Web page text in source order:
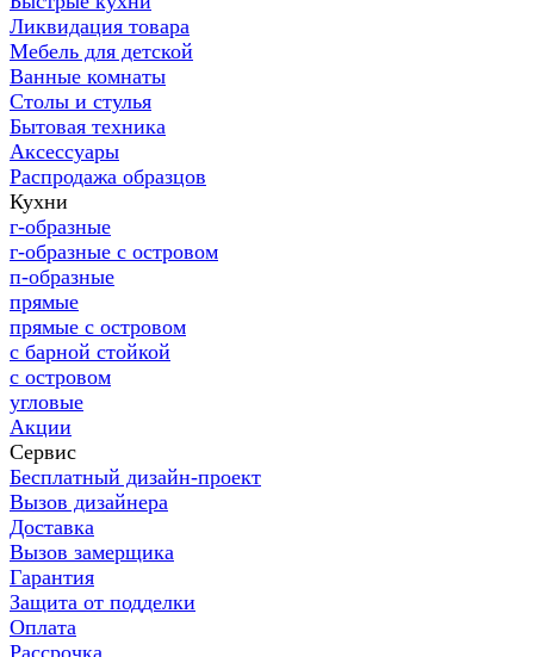
Ликвидация товара
Мебель для детской
Ванные комнаты
Столы и стулья
Бытовая техника
Аксессуары
Распродажа образцов
Кухни
г-образные
г-образные с островом
п-образные
прямые
прямые с островом
с барной стойкой
с островом
угловые
Акции
Сервис
Бесплатный дизайн-проект
Вызов дизайнера
Доставка
Вызов замерщика
Гарантия
Защита от подделки
Оплата
Рассрочка